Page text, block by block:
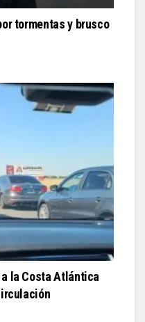
tormentas y brusco
a la Costa Atlántica